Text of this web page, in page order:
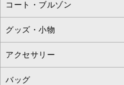
カーディガン
アンサンブルセット
ベスト・ジレ
パーカー
チュニック
ジャンパースカート
その他のワンピース・ドレス
クロップド・半端丈パンツ
ガウチョ・ワイドパンツ
ハーフ・ショート丈パンツ
サロペット・オールインワン
ロング・マキシ丈スカート
ひざ丈スカート
ミモレ丈スカート
ショート・ミニ丈スカート
すべてのジャケット・スーツ
テーラードジャケット
ノーカラージャケット
セットアップ
コート・ブルゾン
すべてのコート・ブルゾン
トレンチコート
ピーコート
グッズ・小物
すべてのグッズ・小物
マスク
アクセサリー
すべてのアクセサリー
バッグ